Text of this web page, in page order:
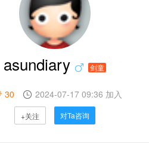
asundiary 剑童
30 2024-07-17 09:36 加入
+关注 对Ta咨询